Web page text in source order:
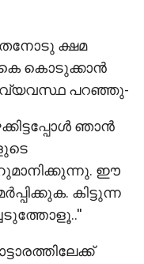
ക്ഷമ
കൊടുക്കാൻ
വ്യവസ്ഥ പറഞ്ഞു-
ഞാൻ
ഈ
കിട്ടുന്ന